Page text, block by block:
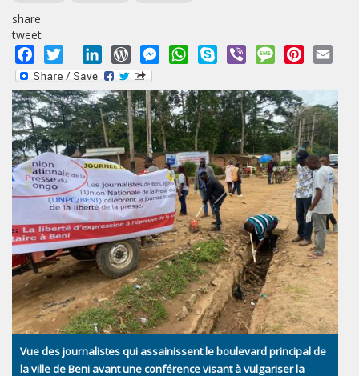
share
tweet
Facebook
Twitter LinkedInWordPressMessengerWhatsApp
Skype Viber MessagePinterest
Vue des journalistes qui assainissent le boulevard principal de
la ville de Beni avant une conférence visant à vulgariser la